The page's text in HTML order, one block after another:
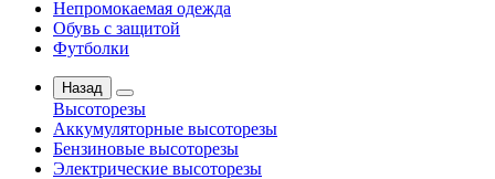
Непромокаемая одежда
Обувь с защитой
Футболки
Назад
Высоторезы
Аккумуляторные высоторезы
Бензиновые высоторезы
Электрические высоторезы